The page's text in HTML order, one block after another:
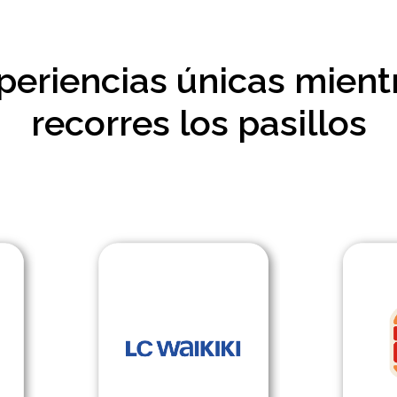
únicas
recorres los pasillos